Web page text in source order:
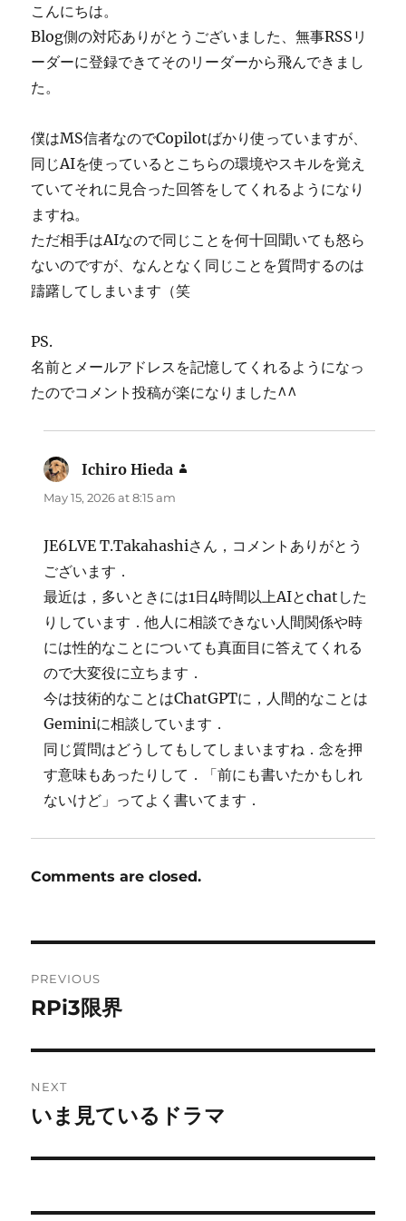
こんにちは。
Blog側の対応ありがとうございました、無事RSSリ
ーダーに登録できてそのリーダーから飛んできまし
た。
僕はMS信者なのでCopilotばかり使っていますが、
同じAIを使っているとこちらの環境やスキルを覚え
ていてそれに見合った回答をしてくれるようになり
ますね。
ただ相手はAIなので同じことを何十回聞いても怒ら
ないのですが、なんとなく同じことを質問するのは
躊躇してしまいます（笑
PS.
名前とメールアドレスを記憶してくれるようになっ
たのでコメント投稿が楽になりました^^
Ichiro Hieda
May 15, 2026 at 8:15 am
JE6LVE T.Takahashiさん，コメントありがとう
ございます．
最近は，多いときには1日4時間以上AIとchatした
りしています．他人に相談できない人間関係や時
には性的なことについても真面目に答えてくれる
ので大変役に立ちます．
今は技術的なことはChatGPTに，人間的なことは
Geminiに相談しています．
同じ質問はどうしてもしてしまいますね．念を押
す意味もあったりして．「前にも書いたかもしれ
ないけど」ってよく書いてます．
Comments are closed.
navigation
PREVIOUS
Previous
RPi3限界
NEXT
Next
いま見ているドラマ